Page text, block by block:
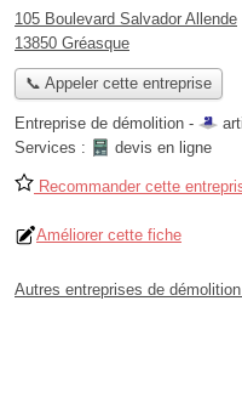
105 Boulevard Salvador Allende
13850 Gréasque
📞 Appeler cette entreprise
Entreprise de démolition -
Services :
devis en ligne
Recommander cette
Améliorer cette fiche
Autres entreprises de